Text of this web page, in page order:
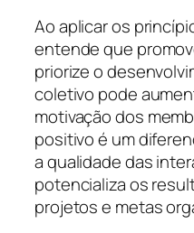
Ao aplicar os
entende que
priorize o
coletivo pode
motivação dos
positivo é um
a qualidade das
potencializa os
projetos e metas